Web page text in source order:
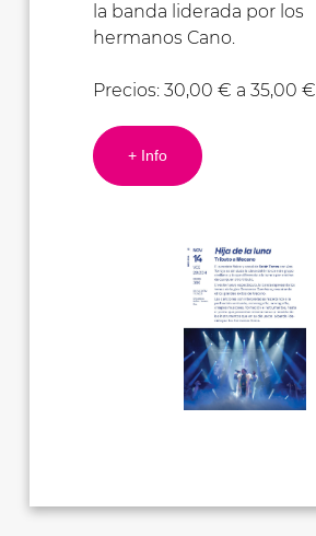
la banda liderada por los
hermanos Cano.
Precios: 30,00 € a 35,00 €
+ Info